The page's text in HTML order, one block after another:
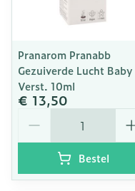
Pranarom Pranabb
Gezuiverde Lucht Baby
Verst. 10ml
€ 13,50
Bestel